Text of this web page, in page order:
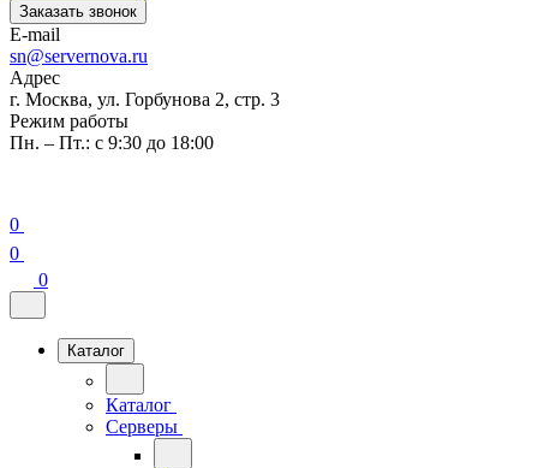
Заказать звонок
E-mail
sn@servernova.ru
Адрес
г. Москва, ул. Горбунова 2, стр. 3
Режим работы
Пн. – Пт.: с 9:30 до 18:00
0
0
0
Каталог
Каталог
Серверы